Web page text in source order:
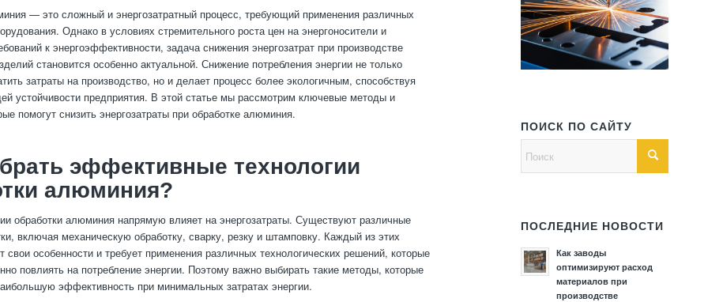
— это сложный и энергозатратный процесс, требующий применения различных
Однако в условиях стремительного роста цен на энергоносители и
к энергоэффективности, задача снижения энергозатрат при производстве
становится особенно актуальной. Снижение потребления энергии не только
затраты на производство, но и делает процесс более экологичным, способствуя
устойчивости предприятия. В этой статье мы рассмотрим ключевые методы и
помогут снизить энергозатраты при обработке алюминия.
эффективные технологии
алюминия?
обработки алюминия напрямую влияет на энергозатраты. Существуют различные
включая механическую обработку, сварку, резку и штамповку. Каждый из этих
свои особенности и требует применения различных технологических решений, которые
повлиять на потребление энергии. Поэтому важно выбирать такие методы, которые
эффективность при минимальных затратах энергии.
ПОИСК ПО САЙТУ
ПОСЛЕДНИЕ НОВОСТИ
Как заводы
оптимизируют расход
материалов при
производстве